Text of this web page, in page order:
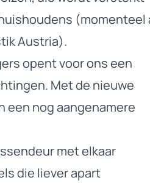
(momenteel
Austria).
opent voor ons een
Met de nieuwe
een nog aangenamere
met elkaar
die liever apart